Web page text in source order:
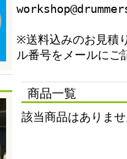
※送料込みのお見積
ル番号をメールにご
商品一覧
該当商品はありま